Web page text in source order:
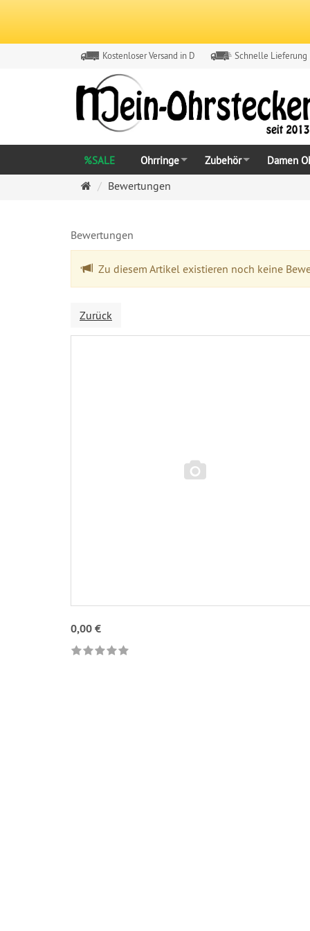
Kostenloser Versand in D Schnelle Lieferung
%SALE Ohrringe Zubehör Damen
Ohrringe
Bewertungen
Bewertungen
Zu diesem Artikel existieren noch keine
Zurück
0,00 €